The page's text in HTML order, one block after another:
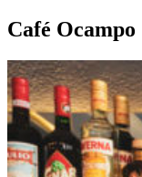
Café Ocampo